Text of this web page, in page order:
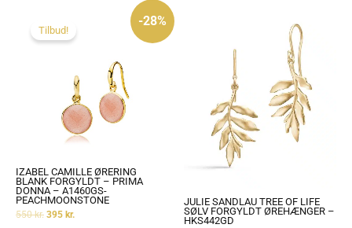
-28%
Tilbud!
IZABEL CAMILLE ØRERING
BLANK FORGYLDT – PRIMA
DONNA – A1460GS-
PEACHMOONSTONE
550kr.
pris
var:
550 kr..
395 kr.
er:
JULIE SANDLAU TREE OF LIFE
SØLV FORGYLDT ØREHÆNGER –
HKS442GD